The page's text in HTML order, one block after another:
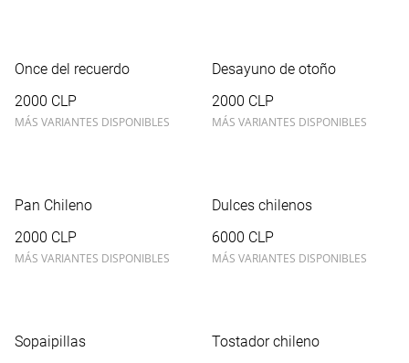
Once del recuerdo
2000 CLP
MÁS VARIANTES DISPONIBLES
Desayuno de otoño
2000 CLP
MÁS VARIANTES DISPONIBLES
Pan Chileno
2000 CLP
MÁS VARIANTES DISPONIBLES
Dulces chilenos
6000 CLP
MÁS VARIANTES DISPONIBLES
Sopaipillas
Tostador chileno